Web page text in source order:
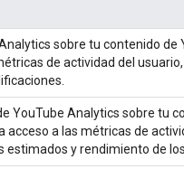
sobre tu contenido de
de actividad del usuario,
YouTube Analytics sobre tu
acceso a las métricas de
y rendimiento de